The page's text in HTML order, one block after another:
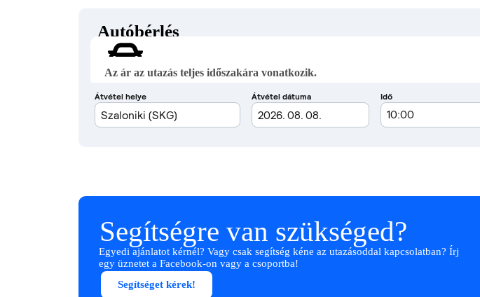
Autóbérlés
Az ár az utazás teljes időszakára vonatkozik.
Segítségre van szükséged?
Egyedi ajánlatot kérnél? Vagy csak segítség kéne az utazásoddal kapcsolatban? Írj
egy üznetet a Facebook-on vagy a csoportba!
Segítséget kérek!